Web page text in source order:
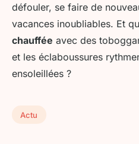
défouler, se faire de
vacances inoubliables. Et
chauffée avec des
et les éclaboussures
ensoleillées ?
Actu